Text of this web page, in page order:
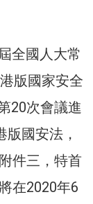
全國人大常
版國家安全
20次會議進
國安法，
件三，特首
在2020年6